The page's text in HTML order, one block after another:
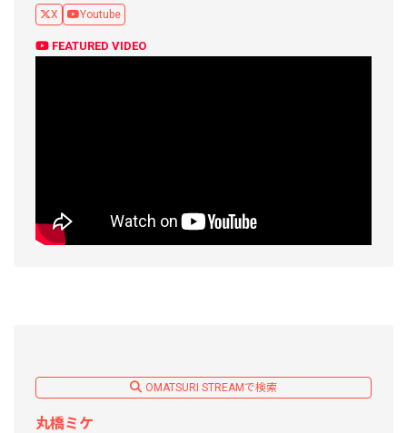
X Youtube
FEATURED VIDEO
OMATSURI STREAMで検索
丸橋ミケ